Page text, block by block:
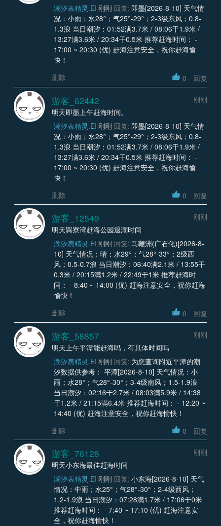
潮汐表精灵.EI 刚刚 回复: 即墨[2026-8-10] 天气情
况：小雨；水28°；气25°-29°；2-3级东风；0.8-
1.3浪 当日潮汐：01:52满3.7米 / 08:06干1.9米 /
13:27满3.6米 / 20:34干0.5米 推荐赶海时间： -
17:00 ~ 20:30 (优) 赶海注意安全，祝你赶海愉
快！
删除
0 回复
游客_62442
刚刚
明天即墨上午赶海时间。
潮汐表精灵.EI 刚刚 回复: 即墨[2026-8-10] 天气情
况：小雨；水28°；气25°-29°；2-3级东风；0.8-
1.3浪 当日潮汐：01:52满3.7米 / 08:06干1.9米 /
13:27满3.6米 / 20:34干0.5米 推荐赶海时间： -
17:00 ~ 20:30 (优) 赶海注意安全，祝你赶海愉
快！
删除
0 回复
游客_12549
刚刚
明天巽寮湾赶海公园退潮时间
潮汐表精灵.EI 刚刚 回复: 马鞭洲(广石化)[2026-8-
10] 天气情况：晴；水29°；气28°-33°；2级西
风；0.5-0.7浪 当日潮汐：06:40满2.1米 / 13:55干
0.3米 / 20:15满1.2米 / 22:49干1米 推荐赶海时
间： - 8:40 ~ 14:00 (优) 赶海注意安全，祝你赶海
愉快！
删除
0 回复
游客_58857
刚刚
明天上午平潭能赶海吗，有具体时间吗
潮汐表精灵.EI 刚刚 回复: 为您查询附近平潭的潮
汐数据供参考： 平潭[2026-8-10] 天气情况：小
雨；水28°；气28°-30°；3-4级南风；1.5-1.9浪
当日潮汐：02:16干2.7米 / 08:03满5.9米 / 14:38
干1.2米 / 21:15满6.4米 推荐赶海时间： - 12:20 ~
14:40 (优) 赶海注意安全，祝你赶海愉快！
删除
0 回复
游客_76128
刚刚
明天小东海最佳赶海时间
潮汐表精灵.EI 刚刚 回复: 小东海[2026-8-10] 天气
情况：中雨；水25°；气28°-30°；2-4级西风；
1.2-1.9浪 当日潮汐：07:28满1.7米 / 17:06干0米
推荐赶海时间： - 7:40 ~ 17:10 (优) 赶海注意安
全，祝你赶海愉快！